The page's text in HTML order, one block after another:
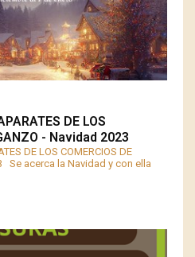
DE LOS
- Navidad 2023
DE LOS COMERCIOS DE
Se acerca la Navidad y con ella